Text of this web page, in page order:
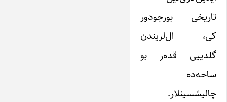
تاریخی بورجودور
کی، ال‌لریندن
گلدییی قده‌ر بو
ساحه‌‌ده
چالیش‎سینلار.